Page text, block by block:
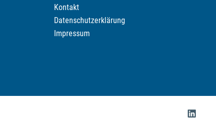
Kontakt
Datenschutzerklärung
Impressum
https://